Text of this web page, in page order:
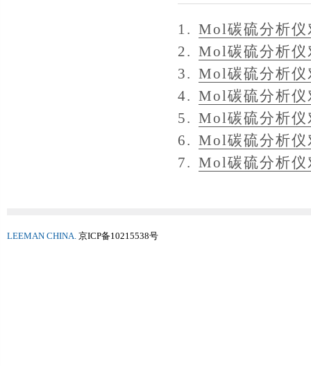
1. Mol碳硫分析仪
2. Mol碳硫分析仪
3. Mol碳硫分析仪
4. Mol碳硫分析仪
5. Mol碳硫分析仪
6. Mol碳硫分析仪
7. Mol碳硫分析仪
LEEMAN CHINA. 京ICP备10215538号